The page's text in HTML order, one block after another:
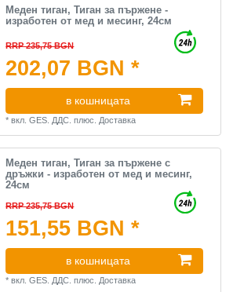
Меден тиган, Тиган за пържене -
изработен от мед и месинг, 24см
RRP 235,75 BGN
202,07 BGN *
в кошницата
*вкл. GES. ДДС. плюс. Доставка
Меден тиган, Тиган за пържене с
дръжки - изработен от мед и месинг,
24см
RRP 235,75 BGN
151,55 BGN *
в кошницата
*вкл. GES. ДДС. плюс. Доставка